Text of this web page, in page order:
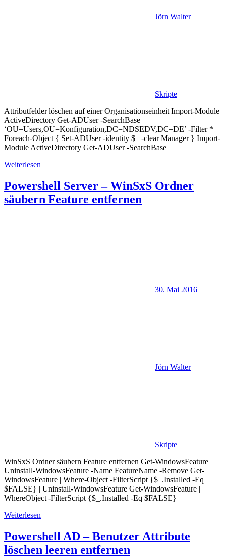
Jörn Walter
Skripte
Attributfelder löschen auf einer Organisationseinheit Import-Module
ActiveDirectory Get-ADUser -SearchBase
‘OU=Users,OU=Konfiguration,DC=NDSEDV,DC=DE’ -Filter * |
Foreach-Object { Set-ADUser -identity $_ -clear Manager } Import-
Module ActiveDirectory Get-ADUser -SearchBase
Weiterlesen
Powershell Server – WinSxS Ordner
säubern Feature entfernen
30. Mai 2016
Jörn Walter
Skripte
WinSxS Ordner säubern Feature entfernen Get-WindowsFeature
Uninstall-WindowsFeature -Name FeatureName -Remove Get-
WindowsFeature | Where-Object -FilterScript {$_.Installed -Eq
$FALSE} | Uninstall-WindowsFeature Get-WindowsFeature |
WhereObject -FilterScript {$_.Installed -Eq $FALSE}
Weiterlesen
Powershell AD – Benutzer Attribute
löschen leeren entfernen